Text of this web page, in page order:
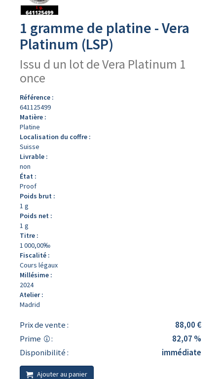
1 gramme de platine - Vera
Platinum (LSP)
Issu d un lot de Vera Platinum 1
once
Référence :
641125499
Matière :
Platine
Localisation du coffre :
Suisse
Livrable :
non
État :
Proof
Poids brut :
1 g
Poids net :
1 g
Titre :
1 000,00‰
Fiscalité :
Cours légaux
Millésime :
2024
Atelier :
Madrid
Prix de vente :
88,00 €
Prime
:
82,07 %
Disponibilité :
immédiate
Ajouter au panier